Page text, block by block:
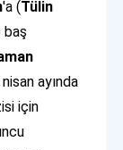
'a (Tülin
baş
ayında
için